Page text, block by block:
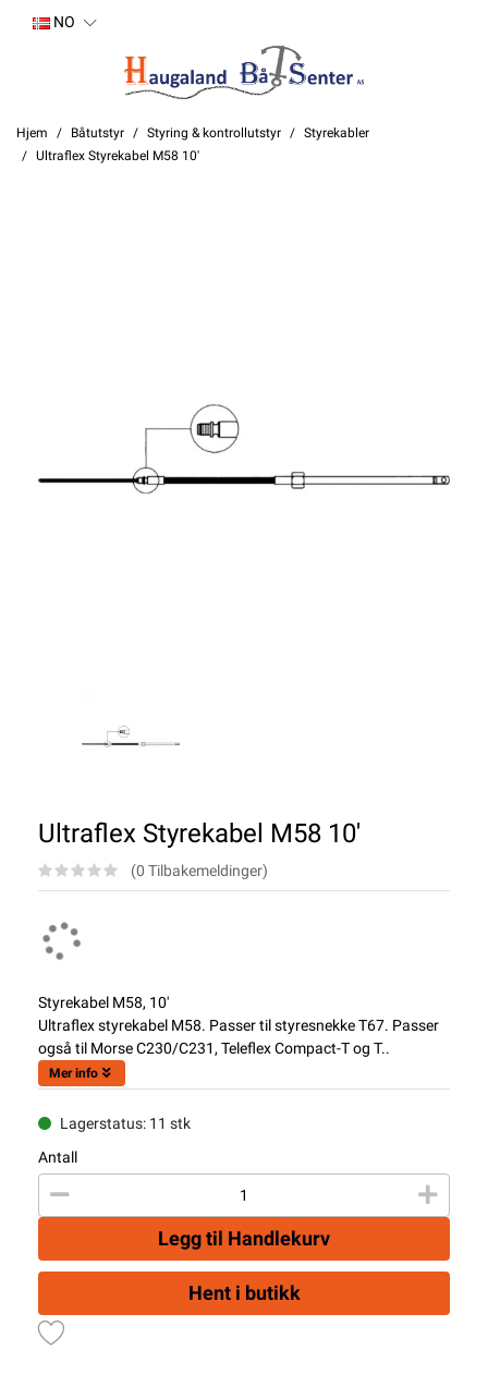
NO
Hjem Båtutstyr Styring & kontrollutstyr
Styrekabler
Ultraflex Styrekabel M58 10'
Ultraflex Styrekabel M58 10'
(0 Tilbakemeldinger)
Styrekabel M58, 10'
Ultraflex styrekabel M58. Passer til styresnekke T67. Passer
også til Morse C230/C231, Teleflex Compact-T og T..
Mer info
Lagerstatus: 11 stk
Antall
Legg til Handlekurv
Hent i butikk